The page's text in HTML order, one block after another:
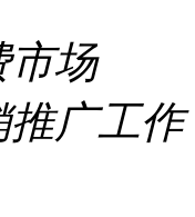
市场
广工作